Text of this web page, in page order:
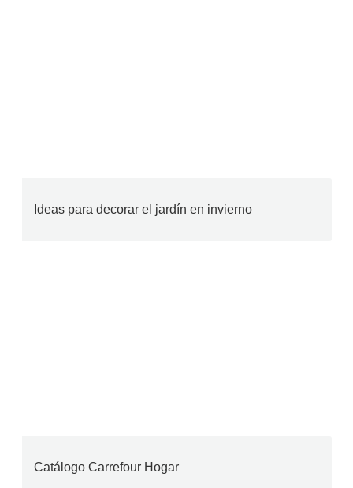
Ideas para decorar el jardín en invierno
Catálogo Carrefour Hogar